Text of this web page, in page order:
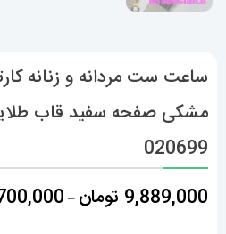
ساعت ست مردانه و زنانه
020699
9,889,000 تومان –